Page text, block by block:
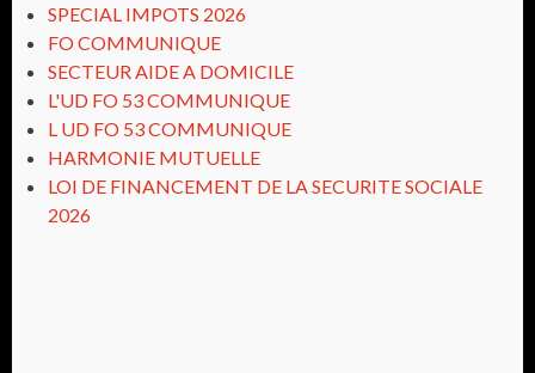
SPECIAL IMPOTS 2026
FO COMMUNIQUE
SECTEUR AIDE A DOMICILE
L'UD FO 53 COMMUNIQUE
L UD FO 53 COMMUNIQUE
HARMONIE MUTUELLE
LOI DE FINANCEMENT DE LA SECURITE SOCIALE
2026